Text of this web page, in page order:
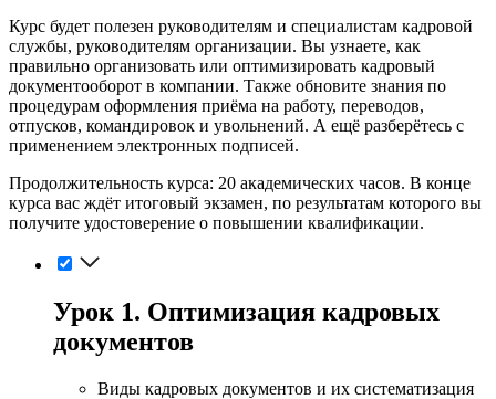
Курс будет полезен руководителям и специалистам кадровой
службы, руководителям организации. Вы узнаете, как
правильно организовать или оптимизировать кадровый
документооборот в компании. Также обновите знания по
процедурам оформления приёма на работу, переводов,
отпусков, командировок и увольнений. А ещё разберётесь с
применением электронных подписей.
Продолжительность курса: 20 академических часов. В конце
курса вас ждёт итоговый экзамен, по результатам которого вы
получите удостоверение о повышении квалификации.
Урок 1. Оптимизация кадровых
документов
Виды кадровых документов и их систематизация